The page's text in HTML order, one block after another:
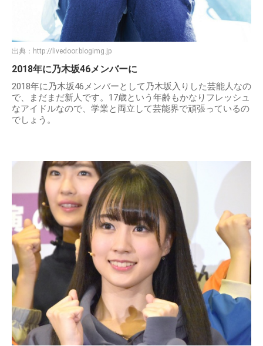
出典： http://livedoor.blogimg.jp
2018年に乃木坂46メンバーに
2018年に乃木坂46メンバーとして乃木坂入りした芸能人なの
で、まだまだ新人です。17歳という年齢もかなりフレッシュ
なアイドルなので、学業と両立して芸能界で頑張っているの
でしょう。